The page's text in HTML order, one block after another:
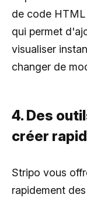
de code
qui permet
visualiser
changer de
4. Des
créer
Stripo vous
rapidement